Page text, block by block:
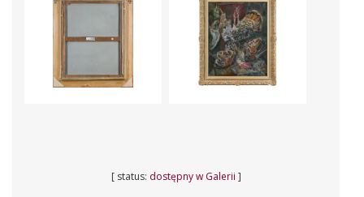
[ status: dostępny w Galerii ]